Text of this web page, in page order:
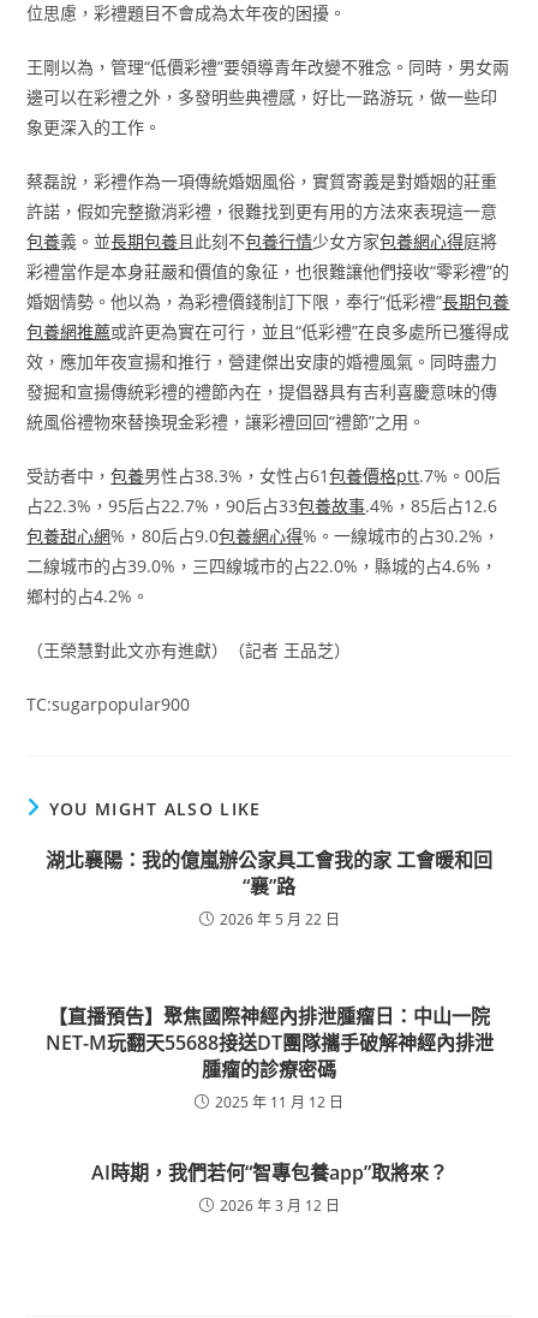
位思慮，彩禮題目不會成為太年夜的困擾。
王剛以為，管理“低價彩禮”要領導青年改變不雅念。同時，男女兩
邊可以在彩禮之外，多發明些典禮感，好比一路游玩，做一些印
象更深入的工作。
蔡磊說，彩禮作為一項傳統婚姻風俗，實質寄義是對婚姻的莊重
許諾，假如完整撤消彩禮，很難找到更有用的方法來表現這一意
包養義。並長期包養且此刻不包養行情少女方家包養網心得庭將
彩禮當作是本身莊嚴和價值的象征，也很難讓他們接收“零彩禮”的
婚姻情勢。他以為，為彩禮價錢制訂下限，奉行“低彩禮”長期包養
包養網推薦或許更為實在可行，並且“低彩禮”在良多處所已獲得成
效，應加年夜宣揚和推行，營建傑出安康的婚禮風氣。同時盡力
發掘和宣揚傳統彩禮的禮節內在，提倡器具有吉利喜慶意味的傳
統風俗禮物來替換現金彩禮，讓彩禮回回“禮節”之用。
受訪者中，包養男性占38.3%，女性占61包養價格ptt.7%。00后
占22.3%，95后占22.7%，90后占33包養故事.4%，85后占12.6
包養甜心網%，80后占9.0包養網心得%。一線城市的占30.2%，
二線城市的占39.0%，三四線城市的占22.0%，縣城的占4.6%，
鄉村的占4.2%。
（王榮慧對此文亦有進獻）（記者 王品芝）
TC:sugarpopular900
YOU MIGHT ALSO LIKE
湖北襄陽：我的億嵐辦公家具工會我的家 工會暖和回
“襄”路
2026 年 5 月 22 日
【直播預告】聚焦國際神經內排泄腫瘤日：中山一院
NET-M玩翻天55688接送DT團隊攜手破解神經內排泄
腫瘤的診療密碼
2025 年 11 月 12 日
AI時期，我們若何“智專包養app”取將來？
2026 年 3 月 12 日